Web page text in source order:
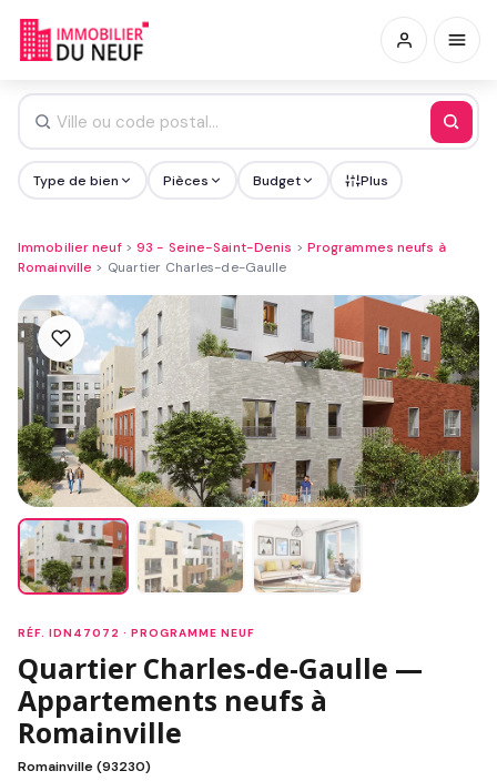
Type de bien Pièces Budget Plus
Immobilier neuf> 93 - Seine-Saint-Denis > Programmes neufs à
Romainville > Quartier Charles-de-Gaulle
RÉF. IDN47072 · PROGRAMME NEUF
Quartier Charles-de-Gaulle —
Appartements neufs à
Romainville
Romainville (93230)